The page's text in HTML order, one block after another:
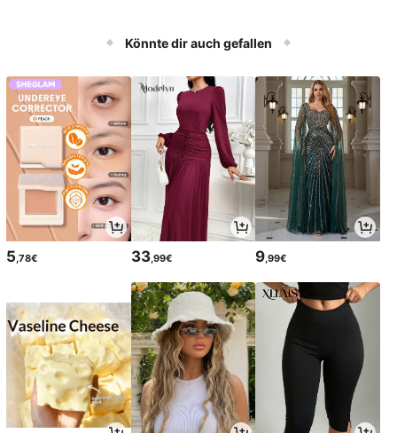
Könnte dir auch gefallen
5 ,78€ 33,99€ 9 ,99€